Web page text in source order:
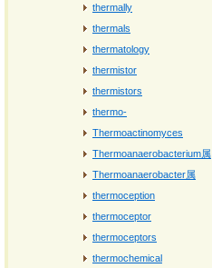
thermally
thermals
thermatology
thermistor
thermistors
thermo-
Thermoactinomyces
Thermoanaerobacterium属
Thermoanaerobacter属
thermoception
thermoceptor
thermoceptors
thermochemical